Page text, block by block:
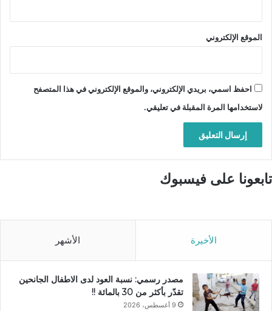
الموقع الإلكتروني
احفظ اسمي، بريدي الإلكتروني، والموقع الإلكتروني في هذا المتصفح
لاستخدامها المرة المقبلة في تعليقي.
تابعونا على فيسبوك
الأخيرة الأشهر
مصدر رسمي: نسبة العود لدى الاطفال الجانحين
تقدّر بأكثر من 30 بالمائة !!
9 أغسطس، 2026